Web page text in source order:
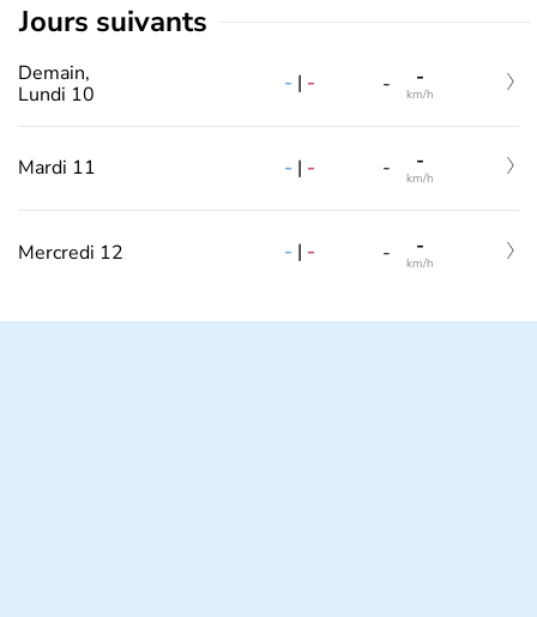
jours suivants
Demain,
Lundi 10
- | - - -
km/h
Mardi 11 - | - - -
km/h
Mercredi 12 - | - - -
km/h